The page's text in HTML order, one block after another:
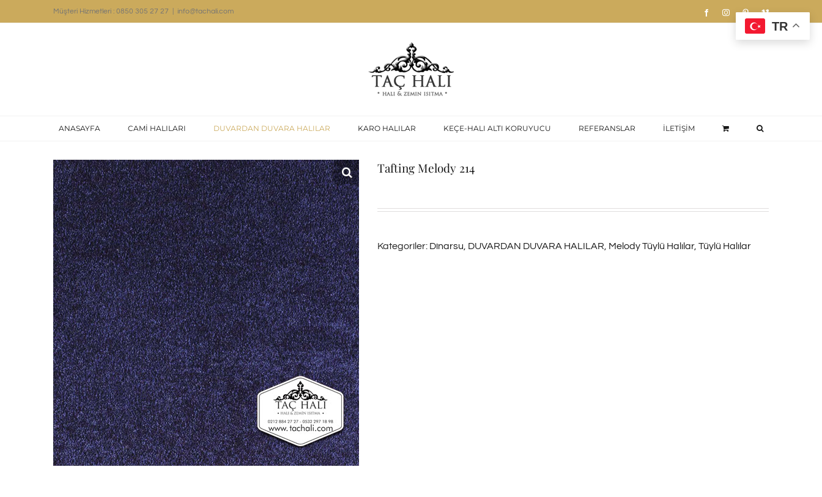
Müşteri Hizmetleri : 0850 305 27 27 info@tachali.com FacebookInstagramPinterestVimeo
ANASAYFA CAMİ HALILARI DUVARDAN DUVARA HALILAR KARO HALILAR KEÇE-HALI ALTI KORUYUCU REFERANSLAR İLETİŞİM
Tafting Melody 214
Kategoriler: Dinarsu DUVARDAN DUVARA HALILAR Melody Tüylü Halılar, Tüylü Halılar
TR